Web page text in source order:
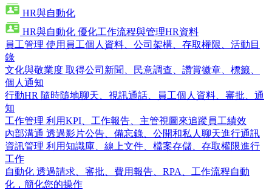
HR與自動化
HR與自動化 優化工作流程與管理HR資料
員工管理 使用員工個人資料、公司架構、存取權限、活動目
錄
文化與敬業度 取得公司新聞、民意調查、讚賞徽章、標籤、
個人通知
行動HR 隨時隨地聊天、視訊通話、員工個人資料、審批、通
知
工作管理 利用KPI、工作報告、主管視圖來追蹤員工績效
內部溝通 透過影片公告、備忘錄、公開和私人聊天進行通訊
資訊管理 利用知識庫、線上文件、檔案存儲、存取權限進行
工作
自動化 透過請求、審批、費用報告、RPA、工作流程自動
化，簡化您的操作